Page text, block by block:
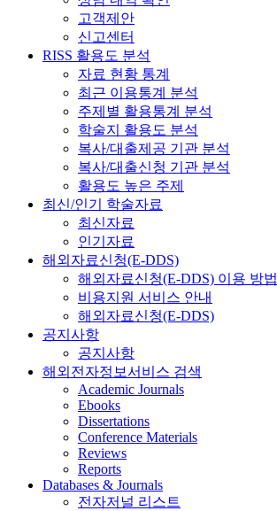
고객제안
신고센터
RISS 활용도 분석
자료 현황 통계
최근 이용통계 분석
주제별 활용통계 분석
학술지 활용도 분석
복사/대출제공 기관 분석
복사/대출신청 기관 분석
활용도 높은 주제
최신/인기 학술자료
최신자료
인기자료
해외자료신청(E-DDS)
해외자료신청(E-DDS) 이용 방법
비용지원 서비스 안내
해외자료신청(E-DDS)
공지사항
공지사항
해외전자정보서비스 검색
Academic Journals
Ebooks
Dissertations
Conference Materials
Reviews
Reports
Databases & Journals
전자저널 리스트